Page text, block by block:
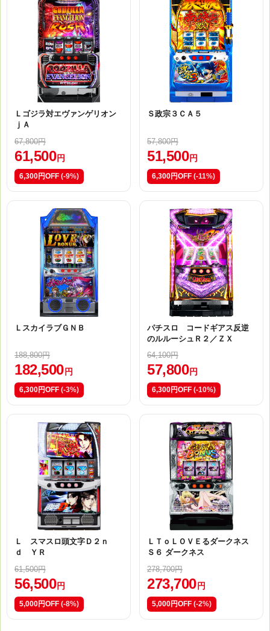
Ｌゴジラ対エヴァンゲリオン
ｊＡ
67,800円
61,500 円
6,300円OFF (-9%)
Ｓ政宗３ＣＡ５
57,800円
51,500 円
6,300円OFF (-11%)
ＬスカイラブＧＮＢ
188,800円
182,500 円
6,300円OFF (-3%)
パチスロ コードギアス反逆
のルルーシュＲ２／ＺＸ
64,100円
57,800 円
6,300円OFF (-10%)
Ｌ スマスロ頭文字Ｄ２ｎ
ｄ ＹＲ
61,500円
56,500 円
5,000円OFF (-8%)
ＬＴｏＬＯＶＥるダークネス
Ｓ６ ダークネス
278,700円
273,700 円
5,000円OFF (-2%)